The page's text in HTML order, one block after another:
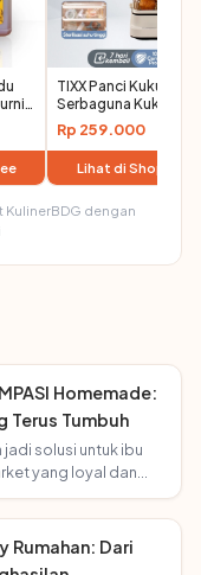
TIXX Panci Kukus
Serbaguna Kukusan
Listrik 24L Electric
Steamer 3 Lapis
Mengukus Ikan
Rp 259.000
Lihat di Shopee
dengan
Homemade:
Terus Tumbuh
jadi solusi untuk ibu
yang loyal dan
kelahiran!
Rumahan: Dari